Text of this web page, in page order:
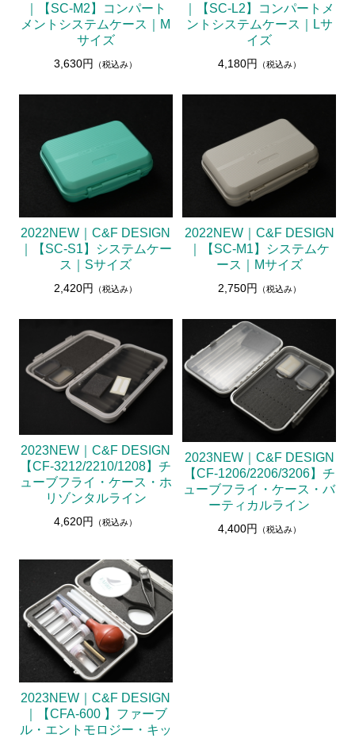
｜【SC-M2】コンパート
メントシステムケース｜M
サイズ
3,630円 （税込み）
｜【SC-L2】コンパートメ
ントシステムケース｜Lサ
イズ
4,180円 （税込み）
2022NEW｜C&F DESIGN
｜【SC-S1】システムケー
ス｜Sサイズ
2,420円 （税込み）
2022NEW｜C&F DESIGN
｜【SC-M1】システムケ
ース｜Mサイズ
2,750円 （税込み）
2023NEW｜C&F DESIGN
【CF-3212/2210/1208】チ
ューブフライ・ケース・ホ
リゾンタルライン
4,620円 （税込み）
2023NEW｜C&F DESIGN
【CF-1206/2206/3206】チ
ューブフライ・ケース・バ
ーティカルライン
4,400円 （税込み）
2023NEW｜C&F DESIGN
｜【CFA-600 】ファーブ
ル・エントモロジー・キッ